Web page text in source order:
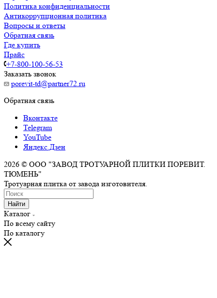
Политика конфиденциальности
Антикоррупционная политика
Вопросы и ответы
Обратная связь
Где купить
Прайс
+7-800-100-56-53
Заказать звонок
porevit-td@partner72.ru
Обратная связь
Вконтакте
Telegram
YouTube
Яндекс.Дзен
2026 © ООО "ЗАВОД ТРОТУАРНОЙ ПЛИТКИ ПОРЕВИТ.
ТЮМЕНЬ"
Тротуарная плитка от завода изготовителя.
Найти
Каталог
По всему сайту
По каталогу